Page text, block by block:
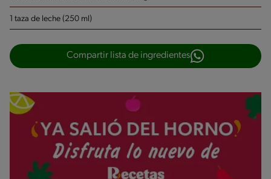
1 taza de leche (250 ml)
Compartir lista de ingredientes